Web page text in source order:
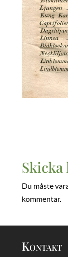
Du måste
kommentar.
Kontakt